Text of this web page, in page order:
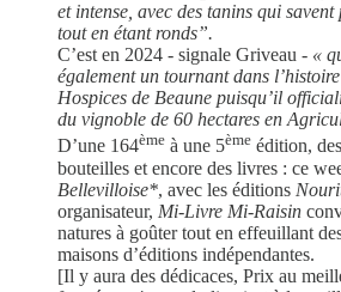
et intense, avec des tanins qui
tout en étant ronds”.
C’est en 2024 - signale Griveau - «
également un tournant dans
Hospices de Beaune puisqu’il
du vignoble de 60 hectares en
D’une 164ème à une 5ème édition,
bouteilles et encore des livres : ce
Bellevilloise*, avec les éditions
organisateur, Mi-Livre Mi-Raisin
natures à goûter tout en effeuillant
maisons d’éditions indépendantes.
[Il y aura des dédicaces, Prix au